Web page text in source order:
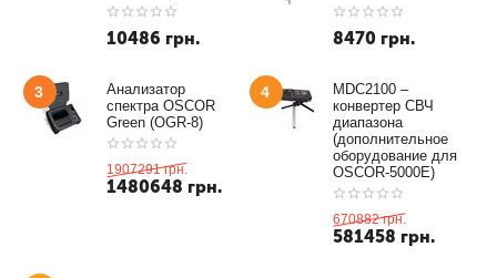
10486 грн. 8470 грн.
3
Анализатор
спектра OSCOR
Green (OGR-8)
1907291 грн.
1480648 грн.
4
MDC2100 –
конвертер СВЧ
диапазона
(дополнительное
оборудование для
OSCOR-5000E)
670882 грн.
581458 грн.